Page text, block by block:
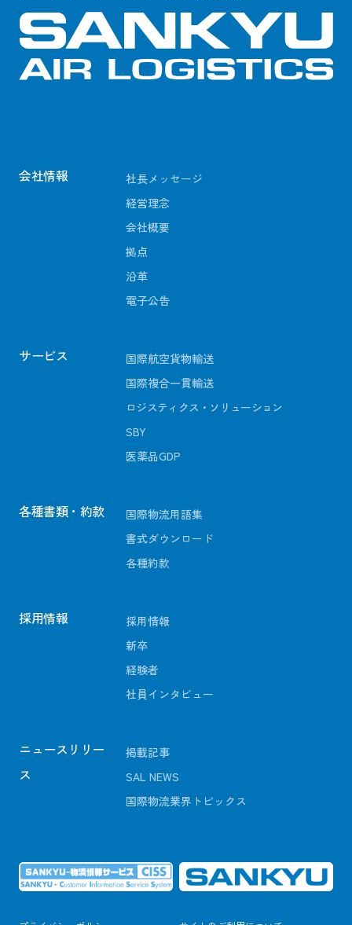
会社情報
社長メッセージ
経営理念
会社概要
拠点
沿革
電子公告
サービス
国際航空貨物輸送
国際複合一貫輸送
ロジスティクス・ソリューション
SBY
医薬品GDP
各種書類・約款
国際物流用語集
書式ダウンロード
各種約款
採用情報
採用情報
新卒
経験者
社員インタビュー
ニュースリリー
ス
掲載記事
SAL NEWS
国際物流業界トピックス